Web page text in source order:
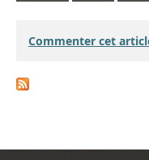
Commenter cet